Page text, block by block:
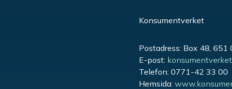
Konsumentverket
Postadress: Box 48, 651
E-post:
Telefon: 0771-42 33 00
Hemsida: